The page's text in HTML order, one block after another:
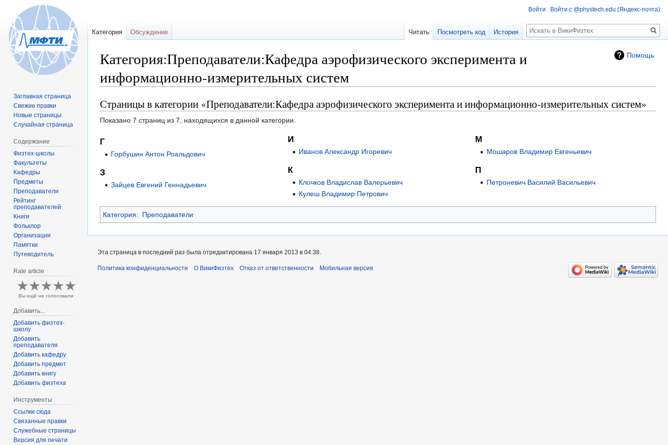
Помощь
Категория:Преподаватели:Кафедра аэрофизического эксперимента и
информационно-измерительных систем
Перейти
к
навигации
Перейти
к
поиску
Страницы в категории «Преподаватели:Кафедра аэрофизического эксперимента и информационно-измерительных систем»
Показано 7 страниц из 7, находящихся в данной категории.
Г
Горбушин Антон Роальдович
З
Зайцев Евгений Геннадьевич
И
Иванов Александр Игоревич
К
Клочков Владислав Валерьевич
Кулеш Владимир Петрович
М
Мошаров Владимир Евгеньевич
П
Петроневич Василий Васильевич
Категория: Преподаватели
Войти Войти с @phystech.edu (Яндекс-почта)
Категория Обсуждение Читать Посмотреть код История
Поиск
Заглавная страница
Свежие правки
Новые страницы
Случайная страница
Содержание
Физтех-школы
Факультеты
Кафедры
Предметы
Преподаватели
Рейтинг
преподавателей
Книги
Фольклор
Организации
Памятки
Путеводитель
Rate article
Вы ещё не голосовали
Добавить...
Добавить физтех-
школу
Добавить
преподавателя
Добавить кафедру
Добавить предмет
Добавить книгу
Добавить физтеха
Инструменты
Ссылки сюда
Связанные правки
Служебные страницы
Версия для печати
Эта страница в последний раз была отредактирована 17 января 2013 в 04:38.
Политика конфиденциальности О ВикиФизтех Отказ от ответственности Мобильная версия